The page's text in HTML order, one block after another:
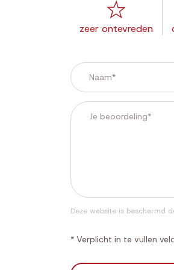
zeer ontevreden
Deze website is beschermd
* Verplicht in te vullen